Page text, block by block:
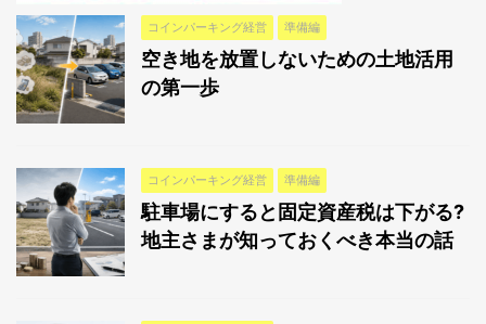
コインパーキング経営 準備編
空き地を放置しないための土地活用
の第一歩
コインパーキング経営 準備編
駐車場にすると固定資産税は下がる?
地主さまが知っておくべき本当の話